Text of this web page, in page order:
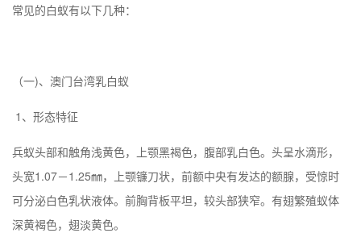
常见的白蚁有以下几种：
（一)、 澳门台湾乳白蚁
1、形态特征
兵蚁头部和触角浅黄色，上颚黑褐色，腹部乳白色。头呈水滴形，
头宽1.07－1.25㎜，上颚镰刀状，前额中央有发达的额腺，受惊时
可分泌白色乳状液体。前胸背板平坦，较头部狭窄。有翅繁殖蚁体
深黄褐色，翅淡黄色。